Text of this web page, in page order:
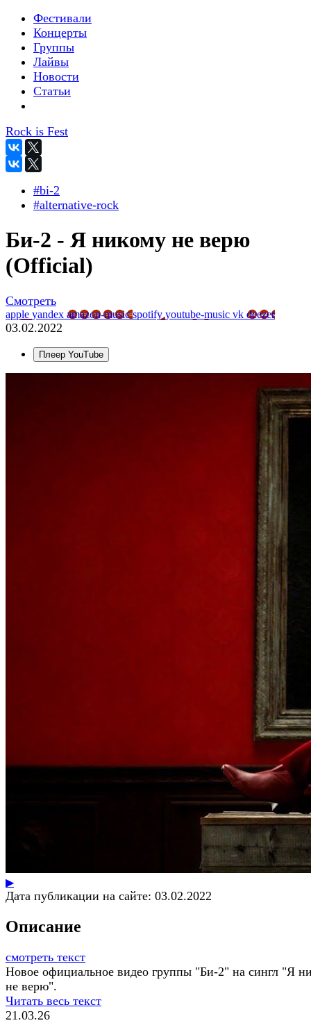
Фестивали
Концерты
Группы
Лайвы
Новости
Статьи
Rock is Fest
#bi-2
#alternative-rock
Би-2 - Я никому не верю
(Official)
Смотреть
apple yandex amazon-musicspotifyyoutube-music vk deezer
03.02.2022
Плеер YouTube
▶
Дата публикации на сайте: 03.02.2022
Описание
смотреть текст
Новое официальное видео группы "Би-2" на сингл "Я
не верю".
Читать весь текст
21.03.26